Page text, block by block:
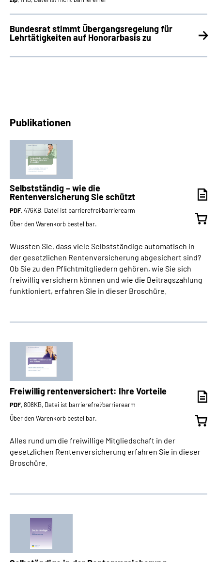
Bundesrat stimmt Übergangsregelung für
Lehrtätigkeiten auf Honorarbasis zu
Publikationen
Selbstständig – wie die
Rentenversicherung Sie schützt
PDF, 476KB, Datei ist barrierefrei⁄barrierearm
Über den Warenkorb bestellbar.
Wussten Sie, dass viele Selbstständige automatisch in
der gesetzlichen Rentenversicherung abgesichert sind?
Ob Sie zu den Pflichtmitgliedern gehören, wie Sie sich
freiwillig versichern können und wie die Beitragszahlung
funktioniert, erfahren Sie in dieser Broschüre.
Freiwillig rentenversichert: Ihre Vorteile
PDF, 808KB, Datei ist barrierefrei⁄barrierearm
Über den Warenkorb bestellbar.
Alles rund um die freiwillige Mitgliedschaft in der
gesetzlichen Rentenversicherung erfahren Sie in dieser
Broschüre.